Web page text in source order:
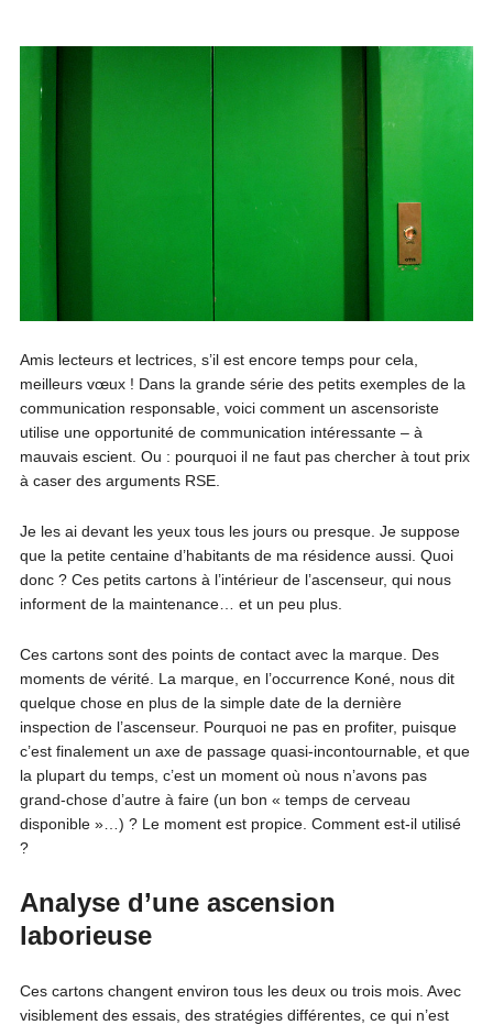
Amis lecteurs et lectrices, s’il est encore temps pour cela,
meilleurs vœux ! Dans la grande série des petits exemples de la
communication responsable, voici comment un ascensoriste
utilise une opportunité de communication intéressante – à
mauvais escient. Ou : pourquoi il ne faut pas chercher à tout prix
à caser des arguments RSE.
Je les ai devant les yeux tous les jours ou presque. Je suppose
que la petite centaine d’habitants de ma résidence aussi. Quoi
donc ? Ces petits cartons à l’intérieur de l’ascenseur, qui nous
informent de la maintenance… et un peu plus.
Ces cartons sont des points de contact avec la marque. Des
moments de vérité. La marque, en l’occurrence Koné, nous dit
quelque chose en plus de la simple date de la dernière
inspection de l’ascenseur. Pourquoi ne pas en profiter, puisque
c’est finalement un axe de passage quasi-incontournable, et que
la plupart du temps, c’est un moment où nous n’avons pas
grand-chose d’autre à faire (un bon « temps de cerveau
disponible »…) ? Le moment est propice. Comment est-il utilisé
?
Analyse d’une ascension
laborieuse
Ces cartons changent environ tous les deux ou trois mois. Avec
visiblement des essais, des stratégies différentes, ce qui n’est